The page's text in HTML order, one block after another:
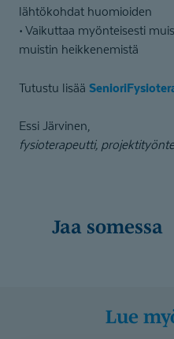
lähtökohdat huomioiden
• Vaikuttaa myönteisesti
muistin heikkenemistä
Tutustu lisää
Essi Järvinen,
fysioterapeutti,
Jaa somessa
Lue